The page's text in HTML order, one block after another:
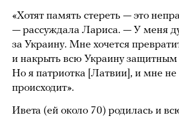
«Хотят память стереть — это
— рассуждала Лариса. — У меня
за Украину. Мне хочется
и накрыть всю Украину
Но я патриотка [Латвии], и мне не
происходит».
Ивета (ей около 70) родилась и